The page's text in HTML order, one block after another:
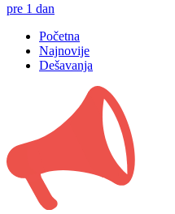
pre 1 dan
Početna
Najnovije
Dešavanja